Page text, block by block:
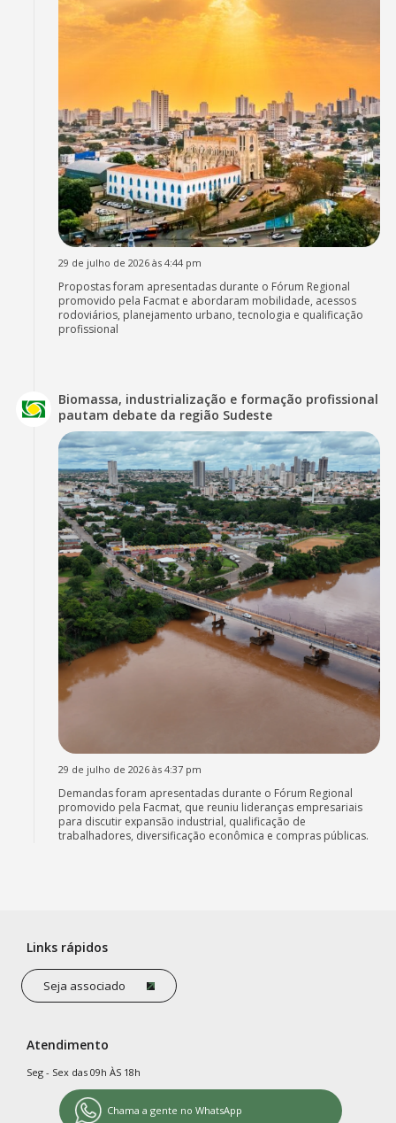
29 de julho de 2026 às 4:44 pm
Propostas foram apresentadas durante o Fórum Regional
promovido pela Facmat e abordaram mobilidade, acessos
rodoviários, planejamento urbano, tecnologia e qualificação
profissional
Biomassa, industrialização e formação profissional
pautam debate da região Sudeste
29 de julho de 2026 às 4:37 pm
Demandas foram apresentadas durante o Fórum Regional
promovido pela Facmat, que reuniu lideranças empresariais
para discutir expansão industrial, qualificação de
trabalhadores, diversificação econômica e compras públicas.
Links rápidos
Seja associado
Atendimento
Seg - Sex das 09h ÀS 18h
Chama a gente no WhatsApp